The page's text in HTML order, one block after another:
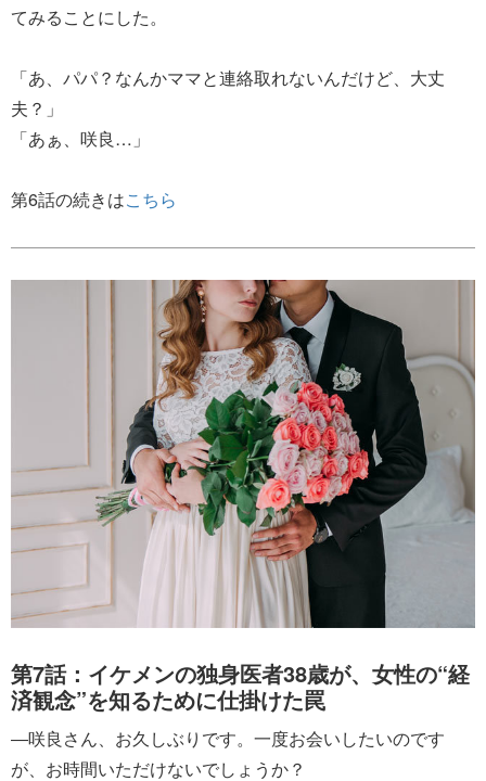
てみることにした。
「あ、パパ？なんかママと連絡取れないんだけど、大丈
夫？」
「あぁ、咲良…」
第6話の続きはこちら
第7話：イケメンの独身医者38歳が、女性の“経
済観念”を知るために仕掛けた罠
―咲良さん、お久しぶりです。一度お会いしたいのです
が、お時間いただけないでしょうか？